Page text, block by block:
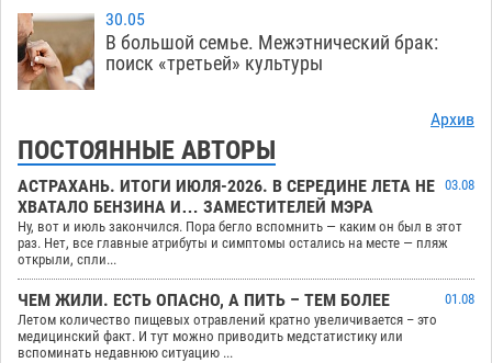
30.05
В большой семье. Межэтнический брак:
поиск «третьей» культуры
Архив
ПОСТОЯННЫЕ АВТОРЫ
АСТРАХАНЬ. ИТОГИ ИЮЛЯ-2026. В СЕРЕДИНЕ ЛЕТА НЕ
ХВАТАЛО БЕНЗИНА И… ЗАМЕСТИТЕЛЕЙ МЭРА
03.08
Ну, вот и июль закончился. Пора бегло вспомнить — каким он был в этот
раз. Нет, все главные атрибуты и симптомы остались на месте — пляж
открыли, спли...
ЧЕМ ЖИЛИ. ЕСТЬ ОПАСНО, А ПИТЬ – ТЕМ БОЛЕЕ
01.08
Летом количество пищевых отравлений кратно увеличивается – это
медицинский факт. И тут можно приводить медстатистику или
вспоминать недавнюю ситуацию ...